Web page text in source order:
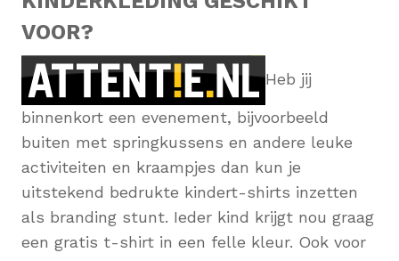
VOOR?
Heb jij
binnenkort een evenement, bijvoorbeeld
buiten met springkussens en andere leuke
activiteiten en kraampjes dan kun je
uitstekend bedrukte kindert-shirts inzetten
als branding stunt. Ieder kind krijgt nou graag
een gratis t-shirt in een felle kleur. Ook voor